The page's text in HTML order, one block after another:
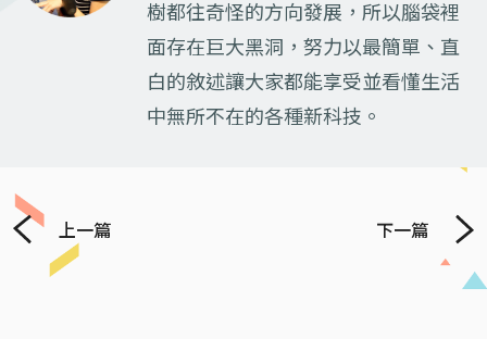
樹都往奇怪的方向發展，所以腦袋裡
面存在巨大黑洞，努力以最簡單、直
白的敘述讓大家都能享受並看懂生活
中無所不在的各種新科技。
上一篇 下一篇